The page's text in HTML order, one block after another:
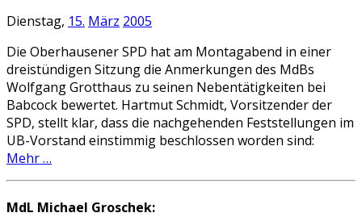
Dienstag, 15. März 2005
Die Oberhausener SPD hat am Montagabend in einer
dreistündigen Sitzung die Anmerkungen des MdBs
Wolfgang Grotthaus zu seinen Nebentätigkeiten bei
Babcock bewertet. Hartmut Schmidt, Vorsitzender der
SPD, stellt klar, dass die nachgehenden Feststellungen im
UB-Vorstand einstimmig beschlossen worden sind:
Mehr …
MdL Michael Groschek: